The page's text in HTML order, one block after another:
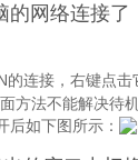
的网络连接了
的连接，右键点
方法不能解决待
如下图所示：